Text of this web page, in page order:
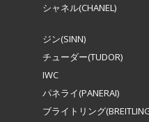
シャネル(CHANEL)
ジン(SINN)
チューダー(TUDOR)
IWC
パネライ(PANERAI)
ブライトリング